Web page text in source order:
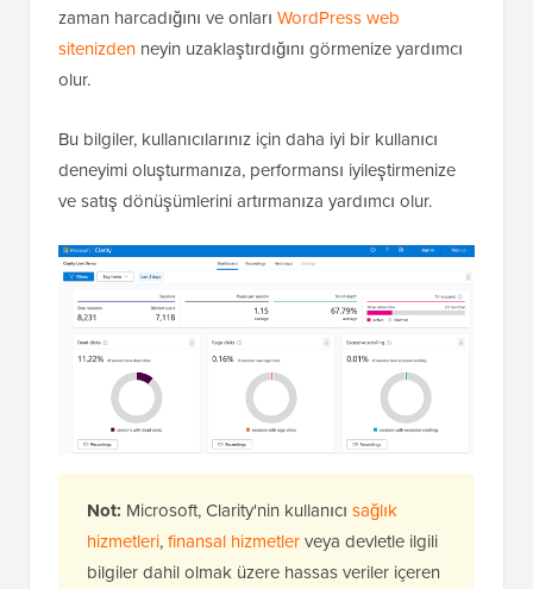
zaman harcadığını ve onları WordPress web
sitenizden neyin uzaklaştırdığını görmenize yardımcı
olur.
Bu bilgiler, kullanıcılarınız için daha iyi bir kullanıcı
deneyimi oluşturmanıza, performansı iyileştirmenize
ve satış dönüşümlerini artırmanıza yardımcı olur.
Not: Microsoft, Clarity'nin kullanıcı sağlık
hizmetleri,finansal hizmetlerveya devletle ilgili
bilgiler dahil olmak üzere hassas veriler içeren